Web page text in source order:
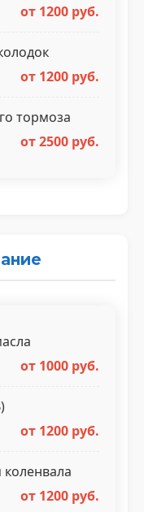
от 1200 руб.
от 1200 руб.
тормоза
от 2500 руб.
от 1000 руб.
от 1200 руб.
от 1200 руб.